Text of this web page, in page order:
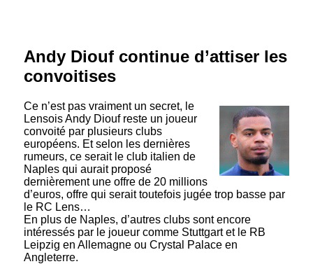
Andy Diouf continue d’attiser les
convoitises
Ce n’est pas vraiment un secret, le
Lensois Andy Diouf reste un joueur
convoité par plusieurs clubs
européens. Et selon les dernières
rumeurs, ce serait le club italien de
Naples qui aurait proposé
dernièrement une offre de 20 millions
d’euros, offre qui serait toutefois jugée trop basse par
le RC Lens…
En plus de Naples, d’autres clubs sont encore
intéressés par le joueur comme Stuttgart et le RB
Leipzig en Allemagne ou Crystal Palace en
Angleterre.